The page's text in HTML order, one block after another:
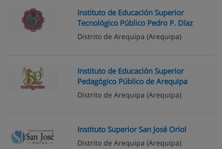
Instituto de Educación Superior
Tecnológico Público Pedro P. Díaz
Distrito de Arequipa (Arequipa)
Instituto de Educación Superior
Pedagógico Público de Arequipa
Distrito de Arequipa (Arequipa)
Instituto Superior San José Oriol
Distrito de Arequipa (Arequipa)